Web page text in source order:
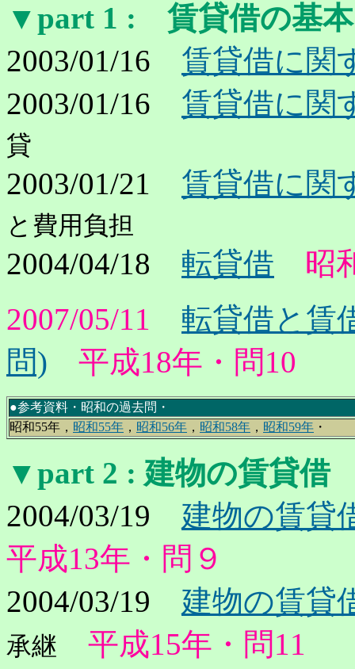
▼part 1 : 賃貸借の基本
2003/01/16 賃貸借に関
2003/01/16 賃貸借に関
貸
2003/01/21 賃貸借に関
と費用負担
2004/04/18 転貸借
昭
2007/05/11 転貸借と賃
問)
平成18年・問10
●参考資料・昭和の過去問・
昭和55年， 昭和55年 ， 昭和56年 ， 昭和58年 ， 昭和59年 ・
▼part 2 : 建物の賃貸借
2004/03/19 建物の賃貸
平成13年・問９
2004/03/19 建物の賃貸
承継
平成15年・問11